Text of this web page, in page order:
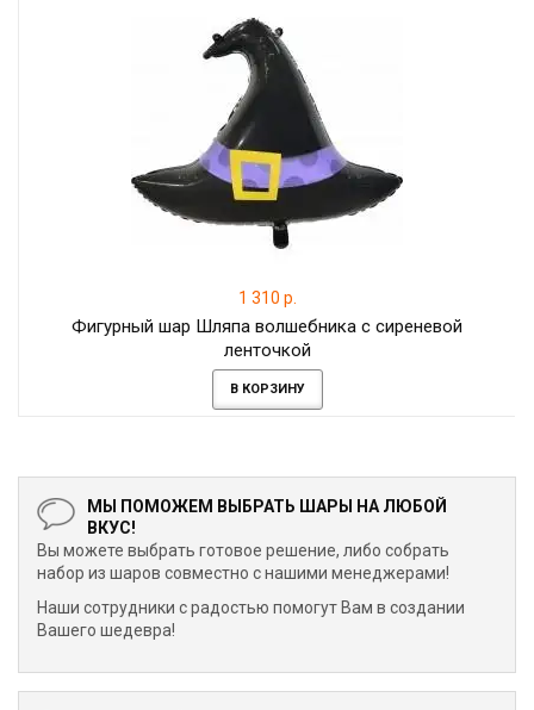
1 310 р.
Фигурный шар Шляпа волшебника с сиреневой
ленточкой
В КОРЗИНУ
МЫ ПОМОЖЕМ ВЫБРАТЬ ШАРЫ НА ЛЮБОЙ
ВКУС!
Вы можете выбрать готовое решение, либо собрать
набор из шаров совместно с нашими менеджерами!
Наши сотрудники с радостью помогут Вам в создании
Вашего шедевра!